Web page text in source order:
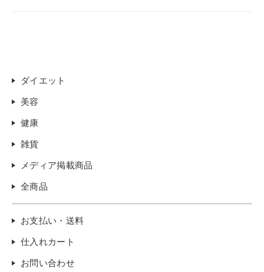
ダイエット
美容
健康
雑貨
メディア掲載商品
全商品
お支払い・送料
仕入れカート
お問い合わせ